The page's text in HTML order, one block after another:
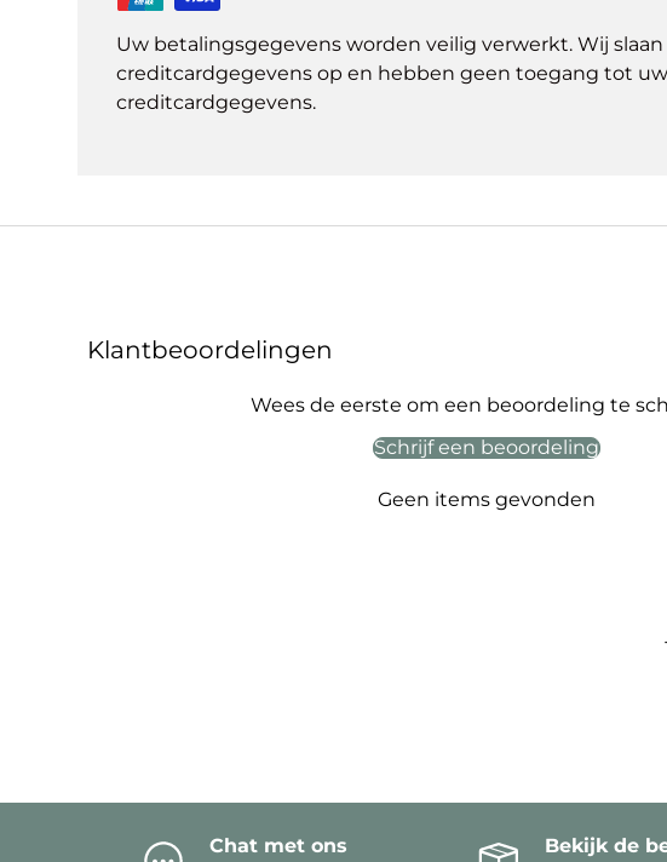
Uw betalingsgegevens worden veilig verwerkt. Wij
creditcardgegevens op en hebben geen toegang tot uw
creditcardgegevens.
Klantbeoordelingen
Wees de eerste om een beoordeling te
Schrijf een beoordeling
Geen items gevonden
Chat met ons
Bekijk de